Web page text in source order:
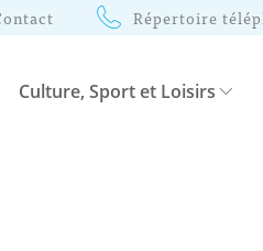
Répertoire
Culture, Sport et Loisirs